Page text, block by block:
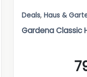
Deals, Haus &
Gardena Classic